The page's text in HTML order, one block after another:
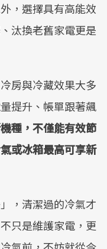
，選擇具有高能效
汰換老舊家電更是
房與冷藏效果大多
提升、帳單跟著飆
種，不僅能有效節
或冰箱最高可享新
，清潔過的冷氣才
只是維護家電，更